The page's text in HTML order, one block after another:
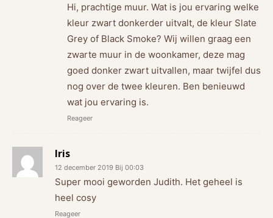
Hi, prachtige muur. Wat is jou ervaring welke
kleur zwart donkerder uitvalt, de kleur Slate
Grey of Black Smoke? Wij willen graag een
zwarte muur in de woonkamer, deze mag
goed donker zwart uitvallen, maar twijfel dus
nog over de twee kleuren. Ben benieuwd
wat jou ervaring is.
Reageer
Iris
12 december 2019 Bij 00:03
Super mooi geworden Judith. Het geheel is
heel cosy
Reageer